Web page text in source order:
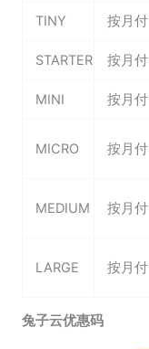
TINY 按月付
STARTER 按月付
MINI 按月付
MICRO 按月付
MEDIUM 按月付
LARGE 按月付
兔子云优惠码